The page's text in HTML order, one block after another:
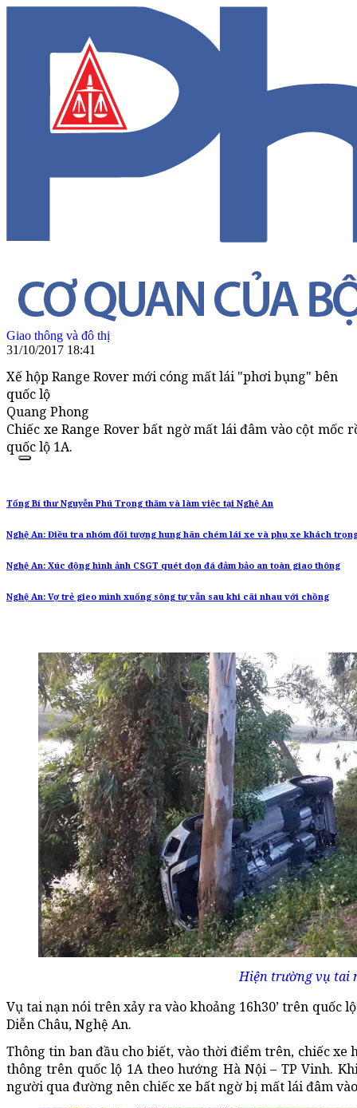
Giao thông và đô thị
31/10/2017 18:41
Xế hộp Range Rover mới cóng mất lái "phơi bụng" bên
quốc lộ
Quang Phong
Chiếc xe Range Rover bất ngờ mất lái đâm vào cột
quốc lộ 1A.
Tổng Bí thư Nguyễn Phú Trọng thăm và làm việc tại Nghệ An
Nghệ An: Điều tra nhóm đối tượng hung hãn chém lái xe và phụ xe khách
Nghệ An: Xúc động hình ảnh CSGT quét dọn đá đảm bảo an toàn giao thông
Nghệ An: Vợ trẻ gieo mình xuống sông tự vẫn sau khi cãi nhau với chồng
Hiện trường vụ tai
Vụ tai nạn nói trên xảy ra vào khoảng 16h30’ trên quốc
Diễn Châu, Nghệ An.
Thông tin ban đầu cho biết, vào thời điểm trên, chiếc xe
thông trên quốc lộ 1A theo hướng Hà Nội – TP Vinh.
người qua đường nên chiếc xe bất ngờ bị mất lái đâm